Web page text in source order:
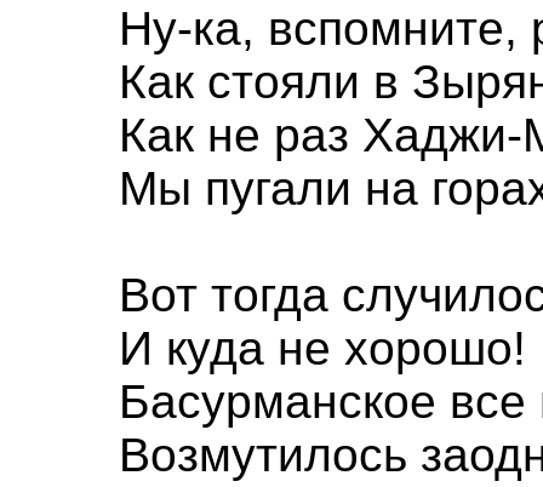
Ну-ка, вспомните,
Как стояли в
Как не раз Хаджи-
Мы пугали на
Вот тогда
И куда не хорошо!
Басурманское
Возмутилось